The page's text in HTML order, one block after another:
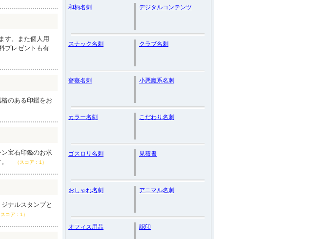
す。また個人用
プレゼントも有
のある印鑑をお
宝石印鑑のお求
（スコア：1）
ナルスタンプと
スコア：1）
和柄名刺 デジタルコンテンツ
スナック名刺 クラブ名刺
薔薇名刺 小悪魔系名刺
カラー名刺 こだわり名刺
ゴスロリ名刺 見積書
おしゃれ名刺 アニマル名刺
オフィス用品 認印